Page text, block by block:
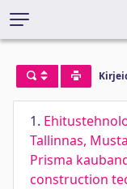
1.
Tallinnas,
Prisma
construction